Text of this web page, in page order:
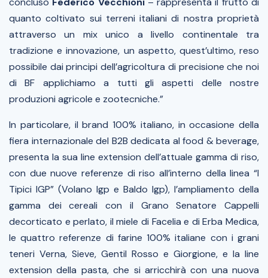
quanto coltivato sui terreni italiani di nostra proprietà
attraverso un mix unico a livello continentale tra
tradizione e innovazione, un aspetto, quest’ultimo, reso
possibile dai principi dell’agricoltura di precisione che noi
di BF applichiamo a tutti gli aspetti delle nostre
produzioni agricole e zootecniche.”
In particolare, il brand 100% italiano, in occasione della
fiera internazionale del B2B dedicata al food & beverage,
presenta la sua line extension dell’attuale gamma di riso,
con due nuove referenze di riso all’interno della linea “I
Tipici IGP” (Volano Igp e Baldo Igp), l’ampliamento della
gamma dei cereali con il Grano Senatore Cappelli
decorticato e perlato, il miele di Facelia e di Erba Medica,
le quattro referenze di farine 100% italiane con i grani
teneri Verna, Sieve, Gentil Rosso e Giorgione, e la line
extension della pasta, che si arricchirà con una nuova